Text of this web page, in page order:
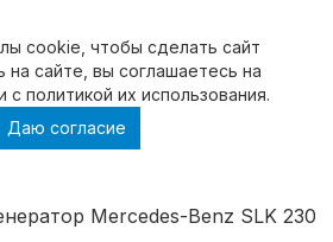
cookie, чтобы cделать сайт
на сайте, вы соглашаетесь на
политикой их использования.
Даю согласие
Mercedes-Benz SLK 230,
Mercedes-Benz SLK